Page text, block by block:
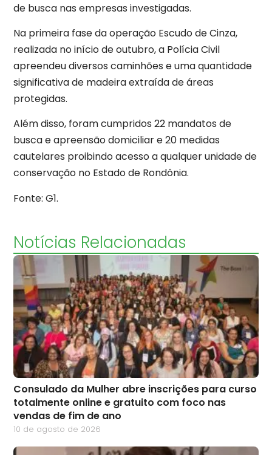
de busca nas empresas investigadas.
Na primeira fase da operação Escudo de Cinza,
realizada no início de outubro, a Polícia Civil
apreendeu diversos caminhões e uma quantidade
significativa de madeira extraída de áreas
protegidas.
Além disso, foram cumpridos 22 mandatos de
busca e apreensão domiciliar e 20 medidas
cautelares proibindo acesso a qualquer unidade de
conservação no Estado de Rondônia.
Fonte: G1.
Notícias Relacionadas
Consulado da Mulher abre inscrições para curso
totalmente online e gratuito com foco nas
vendas de fim de ano
10 de agosto de 2026